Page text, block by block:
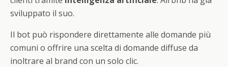
sviluppato il suo.
Il bot può rispondere direttamente alle domande più
comuni o offrire una scelta di domande diffuse da
inoltrare al brand con un solo clic.